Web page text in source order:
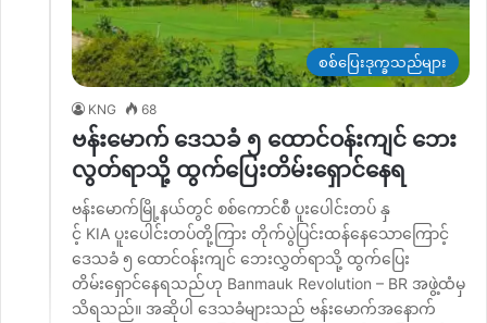
စစ်ပြေးဒုက္ခသည်များ
KNG 68
ဗန်းမောက် ဒေသခံ ၅ ထောင်ဝန်းကျင် ဘေး
လွတ်ရာသို့ ထွက်ပြေးတိမ်း‌ရှောင်နေရ
ဗန်းမောက်မြို့နယ်တွင် စစ်ကောင်စီ ပူးပေါင်းတပ် နှ
င့် KIA ပူးပေါင်းတပ်တို့ကြား တိုက်ပွဲပြင်းထန်နေသောကြောင့်
ဒေသခံ ၅ ထောင်ဝန်းကျင် ဘေးလွှတ်ရာသို့ ထွက်ပြေး
တိမ်းရှောင်နေရသည်ဟု Banmauk Revolution – BR အဖွဲ့ထံမှ
သိရသည်။ အဆိုပါ ‌ဒေသခံများသည် ဗန်းမောက်အနောက်